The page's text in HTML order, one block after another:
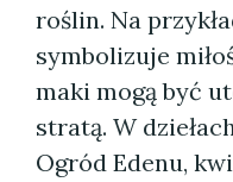
roślin. Na
symbolizuje
maki mogą być
stratą. W
Ogród Edenu,